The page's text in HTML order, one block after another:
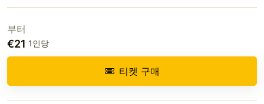
부터
€21 1인당
티켓 구매